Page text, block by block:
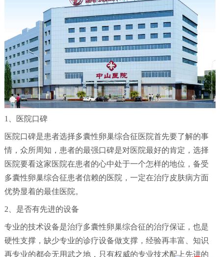
1、医院口碑
医院口碑是患者选择多囊性卵巢综合征医院首先要了解的事
情，众所周知，患者的最强口碑是对医院最好的肯定，选择
医院要看这家医院在患者的心中处于一个怎样的地位，备受
多囊性卵巢综合征患者信赖的医院，一定在治疗皮肤病方面
优势显着的最佳医院。
2、是否有先进的设备
专业的技术设备是治疗多囊性卵巢综合征的治疗保证，也是
硬性支撑，缺少专业的诊疗设备做支撑，经验再丰富、知识
再专业的都会无用武之地，只有权威的专业技术配上先进的